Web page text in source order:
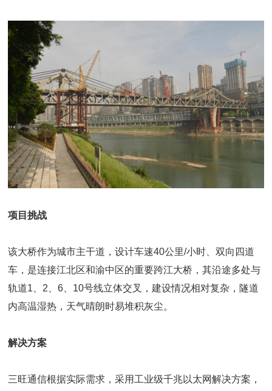
项目挑战
该大桥作为城市主干道，设计车速40公里/小时、双向四道
车，是连接江北区和渝中区的重要跨江大桥，其沿途多处与
轨道1、2、6、10号线立体交叉，建设情况相对复杂，隧道
内高温湿热，天气晴朗时易堆积灰尘。
解决方案
三旺通信根据实际需求，采用工业级千兆以太网解决方案，